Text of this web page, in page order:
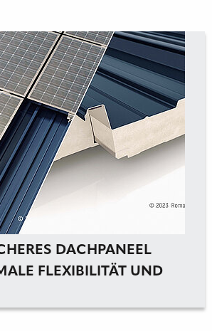
DACHPANEEL
FLEXIBILITÄT UND